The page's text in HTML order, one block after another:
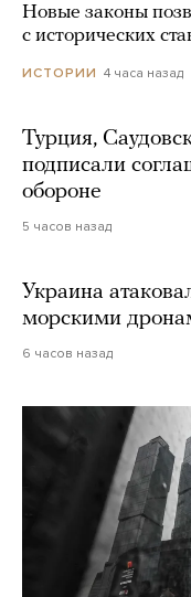
Новые законы
с исторических
ИСТОРИИ 4 часа назад
Турция,
подписали
обороне
5 часов назад
Украина
морскими
6 часов назад